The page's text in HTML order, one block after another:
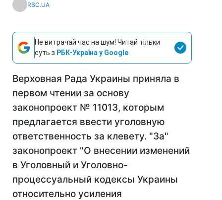
RBC.UA
Не витрачай час на шум! Читай тільки
суть з РБК-Україна у Google
Верховная Рада Украины приняла в
первом чтении за основу
законопроект № 11013, которым
предлагается ввести уголовную
ответственность за клевету. "За"
законопроект "О внесении изменений
в Уголовный и Уголовно-
процессуальный кодексы Украины
относительно усиления